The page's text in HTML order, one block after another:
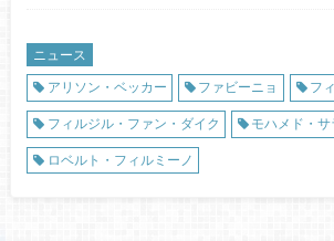
ニュース
アリソン・ベッカー
ファビーニョ フ
フィルジル・ファン・ダイク モハメド・サ
ロベルト・フィルミーノ